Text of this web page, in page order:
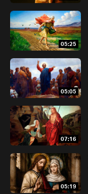
05:25
05:05
07:16
05:19